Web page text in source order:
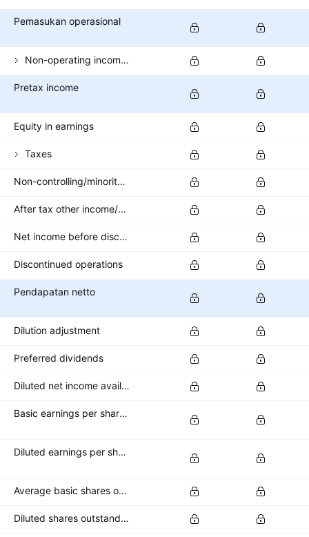
Pemasukan operasional
Non-operating income (total)
Pretax income
Equity in earnings
Taxes
Non-controlling/minority interest
After tax other income/expense
Net income before discontinued operations
Discontinued operations
Pendapatan netto
Dilution adjustment
Preferred dividends
Diluted net income available to common stockholders
Basic earnings per share (basic EPS)
Diluted earnings per share (diluted EPS)
Average basic shares outstanding
Diluted shares outstanding